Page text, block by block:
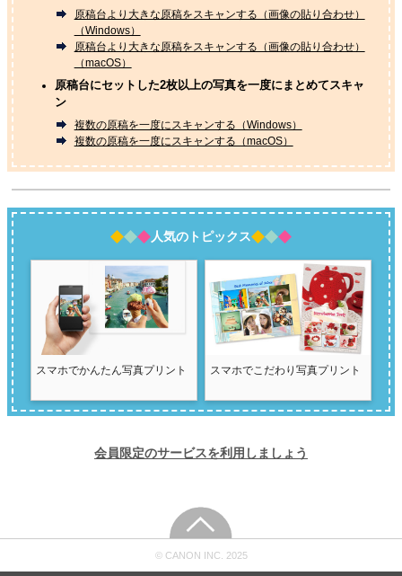
原稿台より大きな原稿をスキャンする（画像の貼り合わせ）
（Windows）
原稿台より大きな原稿をスキャンする（画像の貼り合わせ）
（macOS）
原稿台にセットした2枚以上の写真を一度にまとめてスキャ
ン
複数の原稿を一度にスキャンする（Windows）
複数の原稿を一度にスキャンする（macOS）
人気のトピックス
スマホでかんたん写真プリント スマホでこだわり写真プリント
会員限定のサービスを利用しましょう
© CANON INC. 2025